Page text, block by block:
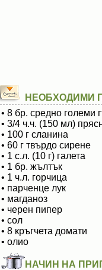
НЕОБХОДИМИ
• 8 бр. средно големи
• 3/4 ч.ч. (150 мл)
• 100 г сланина
• 60 г твърдо сирене
• 1 с.л. (10 г) галета
• 1 бр. жълтък
• 1 ч.л. горчица
• парченце лук
• магданоз
• черен пипер
• сол
• 8 кръгчета домати
• олио
НАЧИН НА